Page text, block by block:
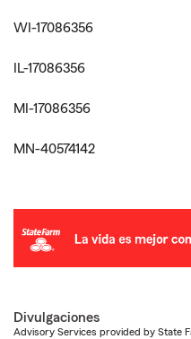
WI-17086356
IL-17086356
MI-17086356
MN-40574142
Divulgaciones
Advisory Services provided by State